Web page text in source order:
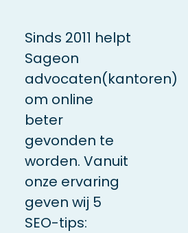
Sinds 2011 helpt
Sageon
advocaten(kantoren)
om online
beter
gevonden te
worden. Vanuit
onze ervaring
geven wij 5
SEO-tips: